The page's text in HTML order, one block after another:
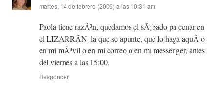
martes, 14 de febrero (2006) a las 10:31 am
Paola tiene razÃ³n, quedamos el sÃ¡bado pa cenar en
el LIZARRÃN, la que se apunte, que lo haga aquÃ­ o
en mi mÃ³vil o en mi correo o en mi messenger, antes
del viernes a las 15:00.
Responder